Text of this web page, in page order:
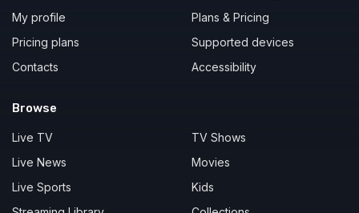
My profile
Pricing plans
Contacts
Browse
Live TV
Live News
Live Sports
TV Shows
Movies
Kids
Plans & Pricing
Supported devices
Accessibility